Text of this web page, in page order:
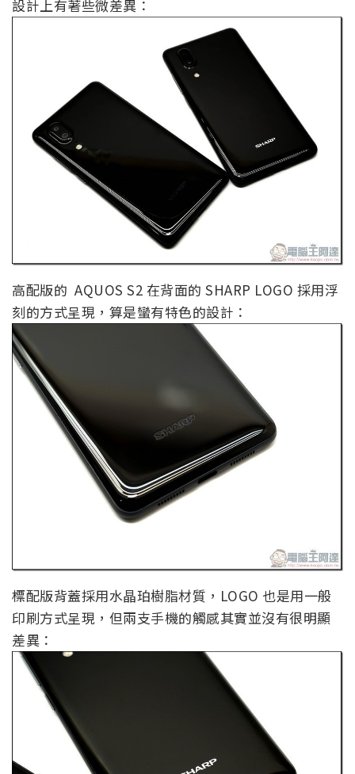
設計上有著些微差異：
高配版的 AQUOS S2 在背面的 SHARP LOGO 採用浮
刻的方式呈現，算是蠻有特色的設計：
標配版背蓋採用水晶珀樹脂材質，LOGO 也是用一般
印刷方式呈現，但兩支手機的觸感其實並沒有很明顯
差異：